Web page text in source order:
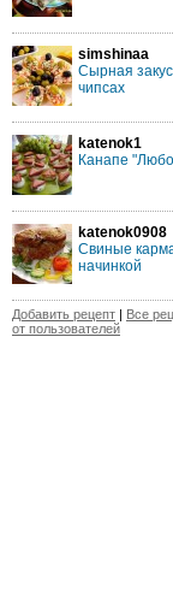
simshinaa
Сырная
чипсах
katenok1
Канапе
katenok0908
Свиные
начинкой
Добавить рецепт | Все
от пользователей